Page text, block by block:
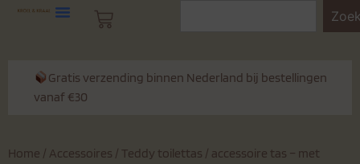
Gratis verzending binnen Nederland bij bestellingen
vanaf €30
Home / Accessoires / Teddy toilettas / accessoire tas – met